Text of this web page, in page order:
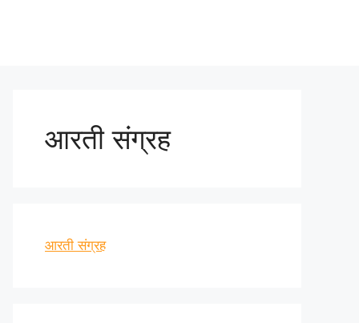
आरती संग्रह
आरती संग्रह